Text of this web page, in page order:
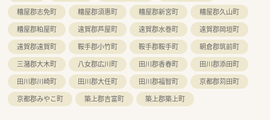
糟屋郡志免町
糟屋郡須惠町 糟屋郡新宮町
糟屋郡久山町
糟屋郡粕屋町
遠賀郡芦屋町 遠賀郡水巻町
遠賀郡岡垣町
遠賀郡遠賀町
鞍手郡小竹町 鞍手郡鞍手町
朝倉郡筑前町
三潴郡大木町
八女郡広川町 田川郡香春町
田川郡添田町
田川郡川崎町
田川郡大任町 田川郡福智町
京都郡苅田町
京都郡みやこ町
築上郡吉富町 築上郡築上町